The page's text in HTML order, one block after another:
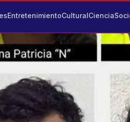
EntretenimientoCulturalCiencia